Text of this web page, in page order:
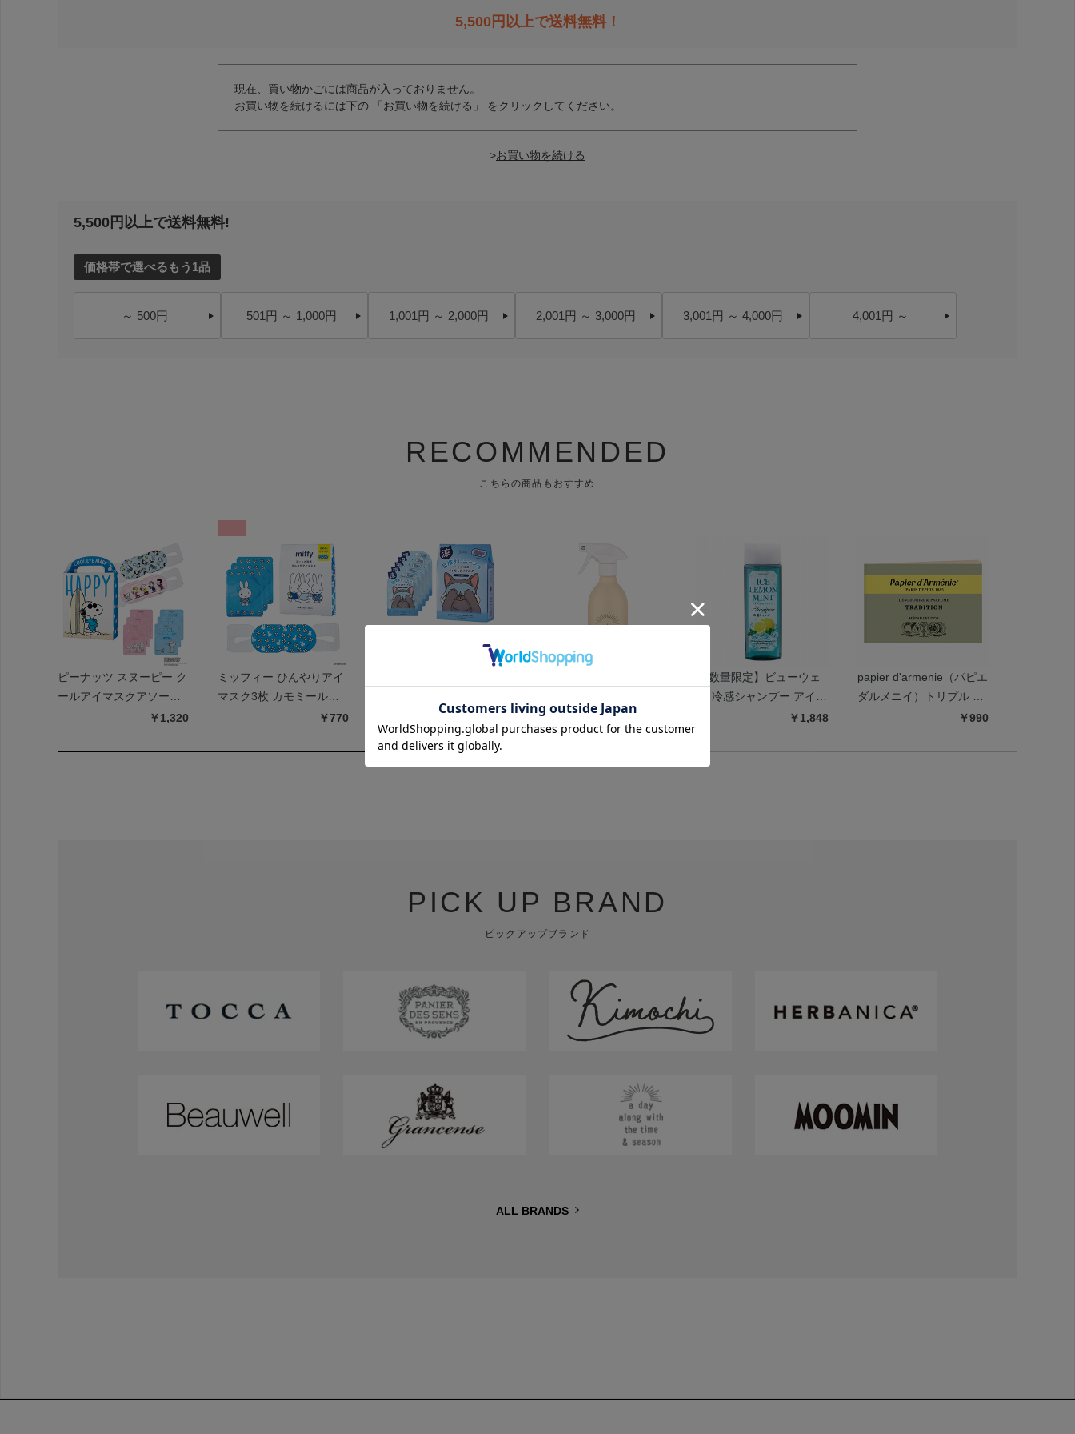
5,500 円以上で送料無料！
現在、買い物かごには商品が入っておりません。
お買い物を続けるには下の 「お買い物を続ける」 をクリックしてください。
>
5,500円以上で送料無料!
価格帯で選べるもう1品
～ 500円 501円 ～ 1,000円 1,001円 ～ 2,000円 2,001円 ～ 3,000円 3,001円 ～ 4,000円 4,001円 ～
RECOMMENDED
こちらの商品もおすすめ
ピーナッツ スヌーピー ク
ールアイマスクアソート
￥1,320
ミッフィー ひんやりアイ
マスク3枚 カモミールの
￥770
ーブ 400mL
【数量限定】ビューウェ
ル 冷感シャンプー アイス
￥1,848
papier d'armenie（パピエ
ダルメニイ）トリプル ト
￥990
PICK UP BRAND
ピックアップブランド
ALL BRANDS